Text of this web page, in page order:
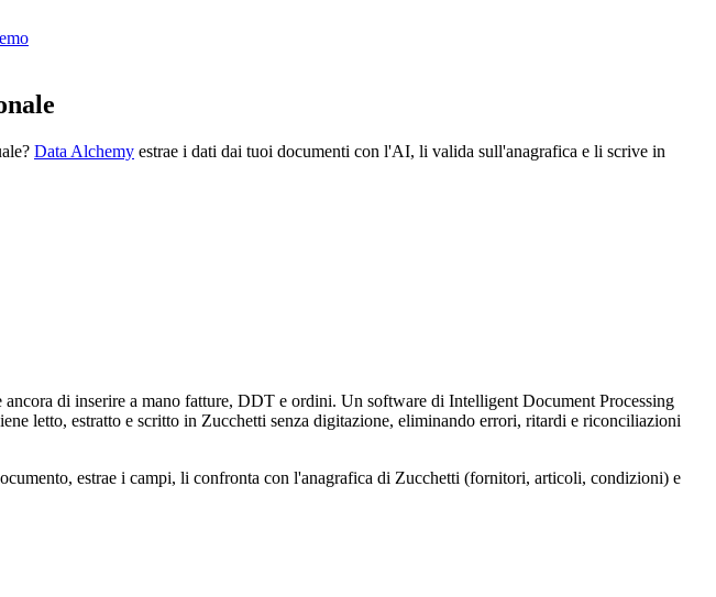
Data Alchemy estrae i dati dai tuoi documenti con l'AI, li valida sull'anagrafica e li scrive in
di inserire a mano fatture, DDT e ordini. Un software di Intelligent Document Processing
letto, estratto e scritto in Zucchetti senza digitazione, eliminando errori, ritardi e riconciliazioni
estrae i campi, li confronta con l'anagrafica di Zucchetti (fornitori, articoli, condizioni) e